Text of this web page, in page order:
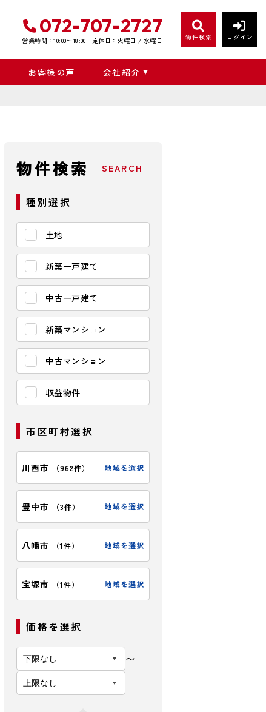
072-707-2727
営業時間：10:00〜18:00 定休日：火曜日 / 水曜日 物件検索 ログイン
お客様の声 会社紹介
物件検索 SEARCH
種別選択
土地
新築一戸建て
中古一戸建て
新築マンション
中古マンション
収益物件
市区町村選択
川西市 （962件） 地域を選択
豊中市 （3件） 地域を選択
八幡市 （1件） 地域を選択
宝塚市 （1件） 地域を選択
価格を選択
〜